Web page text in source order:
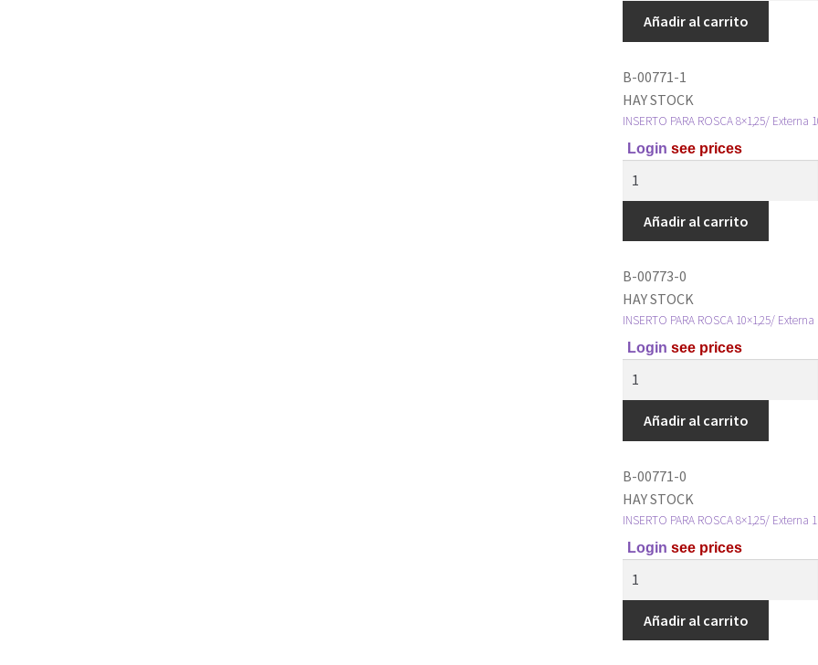
Añadir al carrito
B-00771-1
HAY STOCK
INSERTO PARA ROSCA 8×1,25/ Externa
Login see prices
Añadir al carrito
B-00773-0
HAY STOCK
INSERTO PARA ROSCA 10×1,25/ Externa
Login see prices
Añadir al carrito
B-00771-0
HAY STOCK
INSERTO PARA ROSCA 8×1,25/ Externa
Login see prices
Añadir al carrito